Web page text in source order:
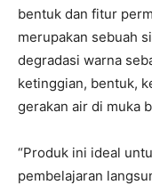
bentuk dan fitur
merupakan sebuah
degradasi warna
ketinggian, bentuk,
gerakan air di muka
“Produk ini ideal
pembelajaran